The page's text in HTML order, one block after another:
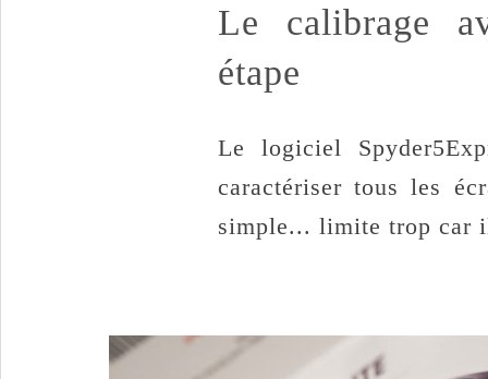
Le calibrage
étape
Le logiciel
caractériser tous les
simple... limite trop car